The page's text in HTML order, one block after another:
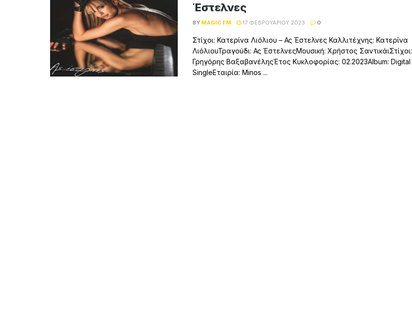
Έστελνες
BY MAGIC FM 17 ΦΕΒΡΟΥΑΡΊΟΥ 2023 0
Στίχοι: Κατερίνα Λιόλιου – Ας Έστελνες Καλλιτέχνης: Κατερίνα
ΛιόλιουΤραγούδι: Ας ΈστελνεςΜουσική: Χρήστος ΣαντικάιΣτίχοι:
Γρηγόρης ΒαξαβανέληςΈτος Κυκλοφορίας: 02.2023Album: Digital
SingleΕταιρία: Minos ...